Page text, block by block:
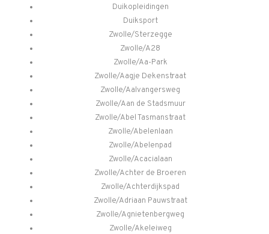
Duikopleidingen
Duiksport
Zwolle/Sterzegge
Zwolle/A28
Zwolle/Aa-Park
Zwolle/Aagje Dekenstraat
Zwolle/Aalvangersweg
Zwolle/Aan de Stadsmuur
Zwolle/Abel Tasmanstraat
Zwolle/Abelenlaan
Zwolle/Abelenpad
Zwolle/Acacialaan
Zwolle/Achter de Broeren
Zwolle/Achterdijkspad
Zwolle/Adriaan Pauwstraat
Zwolle/Agnietenbergweg
Zwolle/Akeleiweg